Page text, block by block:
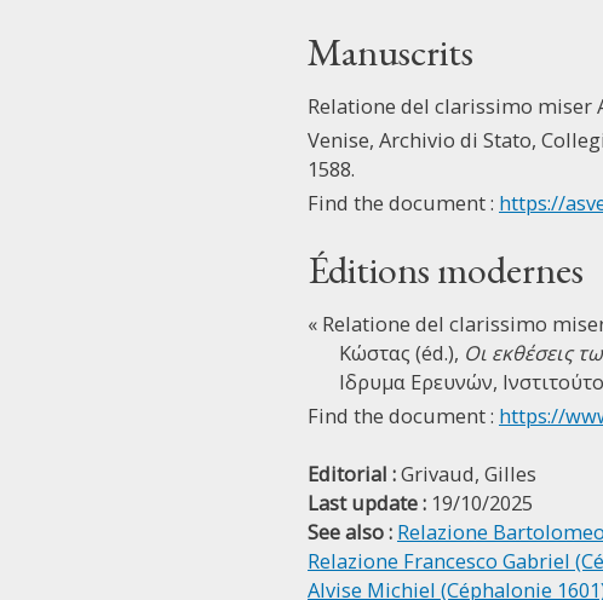
Manuscrits
Relatione del clarissimo
Venise, Archivio di Stato,
1588.
Find the document : https://
Éditions modernes
« Relatione del clarissimo
Κώστας (éd.), Οι εκθέσεις
Ιδρυμα Ερευνών,
Find the document : https://
Editorial :Grivaud, Gilles
Last update : 19/10/2025
See also : Relazione
Relazione Francesco Gabriel
Alvise Michiel (Céphalonie